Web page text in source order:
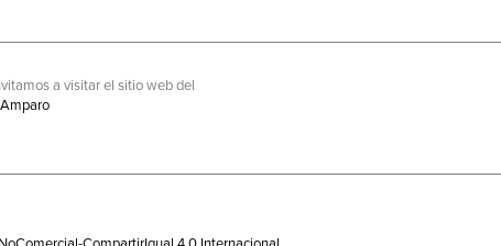
a visitar el sitio web del